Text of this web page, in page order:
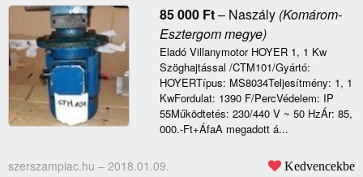
85 000 Ft– Naszály(Komárom-
Esztergom megye)
Eladó Villanymotor HOYER 1, 1 Kw
Szöghajtással /CTM101/Gyártó:
HOYERTípus: MS8034Teljesítmény: 1, 1
KwFordulat: 1390 F/PercVédelem: IP
55Működtetés: 230/440 V ~ 50 HzÁr: 85,
000.-Ft+ÁfaA megadott á...
szerszampiac.hu – 2018.01.09. Kedvencekbe